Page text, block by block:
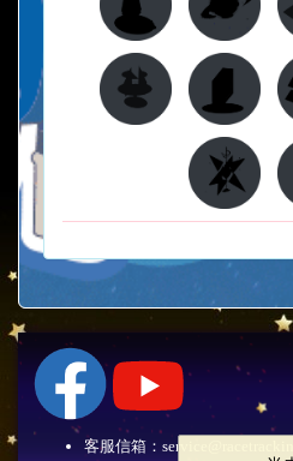
客服信箱：